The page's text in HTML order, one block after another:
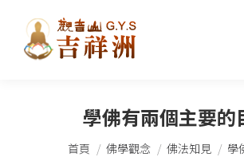
學佛有兩個主要的
您在這裡：
首頁 佛學觀念 佛法知見 學